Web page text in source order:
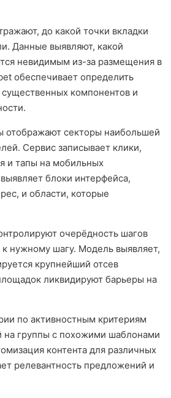
до какой точки вкладки
Данные выявляют, какой
невидимым из-за размещения в
обеспечивает определить
компонентов и
отображают секторы наибольшей
Сервис записывает клики,
и тапы на мобильных
блоки интерфейса,
и области, которые
очерёдность шагов
к нужному шагу. Модель выявляет,
крупнейший отсев
ликвидируют барьеры на
по активностным критериям
на группы с похожими шаблонами
контента для различных
релевантность предложений и